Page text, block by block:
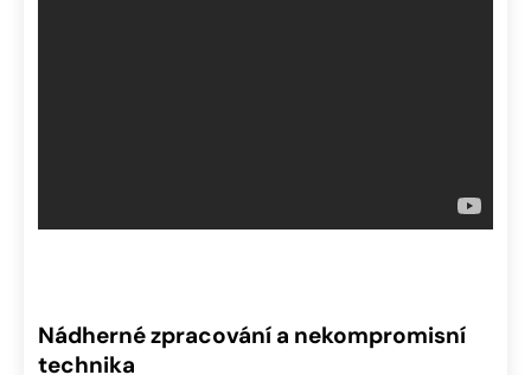
Nádherné zpracování a nekompromisní
technika